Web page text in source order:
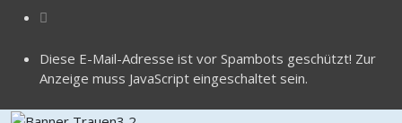
Diese E-Mail-Adresse ist vor Spambots geschützt! Zur
Anzeige muss JavaScript eingeschaltet sein.